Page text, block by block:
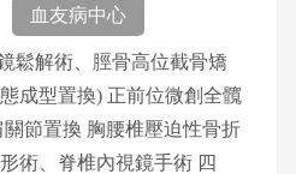
血友病中心
鬆解術、脛骨高位截骨矯
成型置換) 正前位微創全髖
節置換 胸腰椎壓迫性骨折
術、脊椎內視鏡手術 四